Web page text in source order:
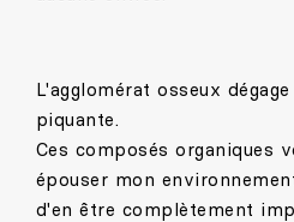
L'agglomérat osseux
piquante.
Ces composés organiques
épouser mon
d'en être complètement